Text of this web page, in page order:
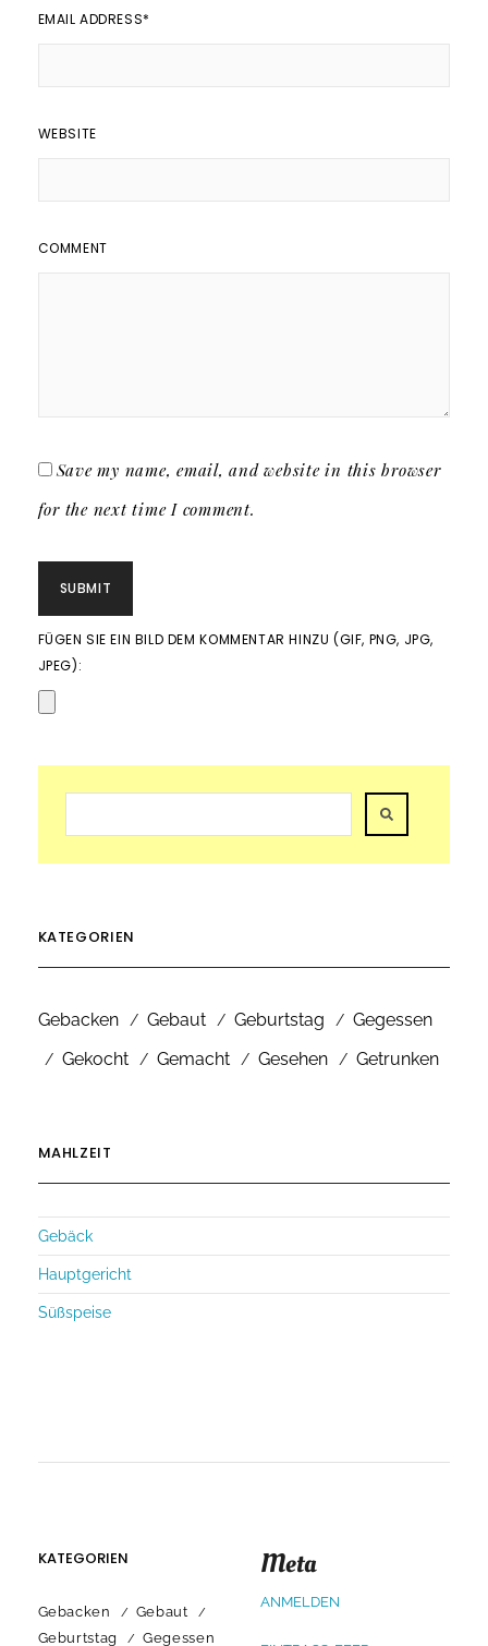
EMAIL ADDRESS*
WEBSITE
COMMENT
Save my name, email, and website in this browser
for the next time I comment.
FÜGEN SIE EIN BILD DEM KOMMENTAR HINZU (GIF, PNG, JPG,
JPEG):
KATEGORIEN
Gebacken Gebaut Geburtstag
Gegessen
Gekocht
Gemacht Gesehen Getrunken
MAHLZEIT
Gebäck
Hauptgericht
Süßspeise
KATEGORIEN
Gebacken
Gebaut
Geburtstag
Gegessen
Meta
ANMELDEN